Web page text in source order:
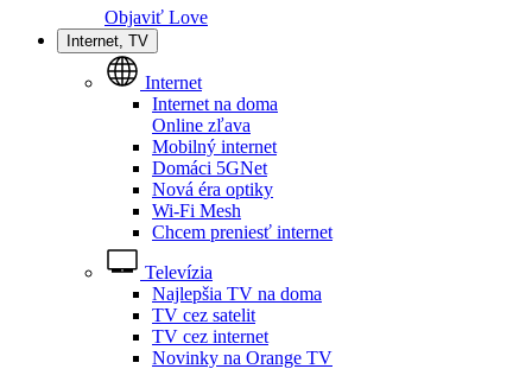
Objaviť Love
Internet, TV
Internet
Internet na doma
Online zľava
Mobilný internet
Domáci 5GNet
Nová éra optiky
Wi-Fi Mesh
Chcem preniesť internet
Televízia
Najlepšia TV na doma
TV cez satelit
TV cez internet
Novinky na Orange TV